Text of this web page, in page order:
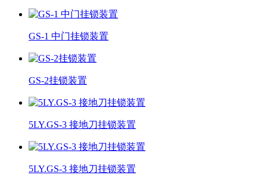
GS-1 中门挂锁装置
GS-2挂锁装置
5LY.GS-3 接地刀挂锁装置
5LY.GS-3 接地刀挂锁装置